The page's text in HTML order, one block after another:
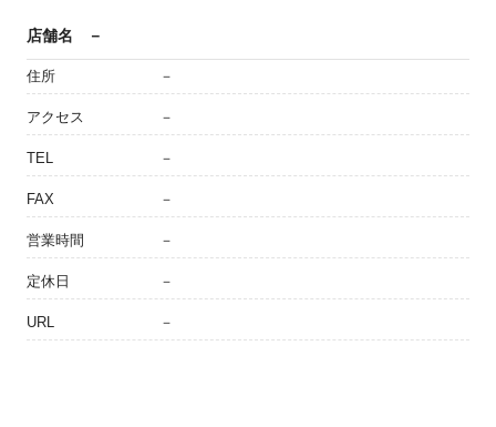
店舗名 －
住所 －
アクセス －
TEL －
FAX －
営業時間 －
定休日 －
URL －